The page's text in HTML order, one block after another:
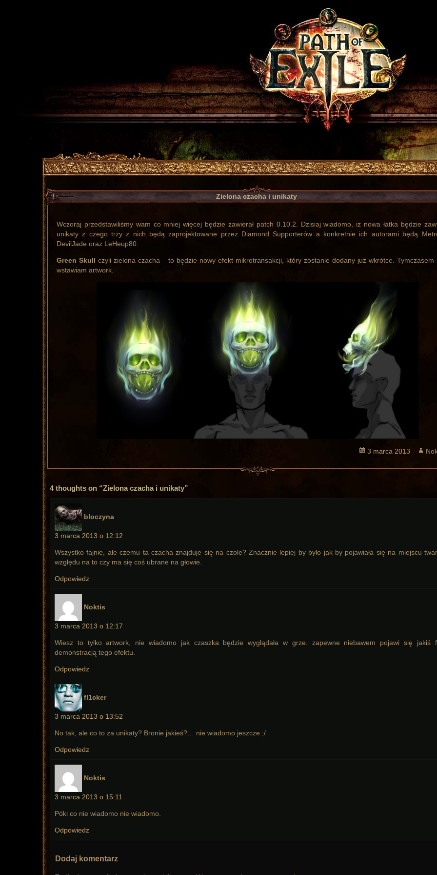
Zielona czacha i unikaty
Wczoraj przedstawiliśmy wam co mniej więcej będzie zawierał patch 0.10.2. Dzisiaj wiadomo, iż nowa łatka będzie
unikaty z czego trzy z nich będą zaprojektowane przez Diamond Supporterów a konkretnie ich autorami będą
DevilJade oraz LeHeup80.
Green Skull czyli zielona czacha – to będzie nowy efekt mikrotransakcji, który zostanie dodany już wkrótce. Tymczasem
wstawiam artwork.
Opublikowano
3 marca 2013
4 thoughts on “Zielona czacha i unikaty”
bloczyna
3 marca 2013 o 12:12
Wszystko fajnie, ale czemu ta czacha znajduje się na czole? Znacznie lepiej by było jak by pojawiała się na miejscu
względu na to czy ma się coś ubrane na głowie.
Odpowiedz
Noktis
3 marca 2013 o 12:17
Wiesz to tylko artwork, nie wiadomo jak czaszka będzie wyglądała w grze. zapewne niebawem pojawi się jakiś
demonstracją tego efektu.
Odpowiedz
fl1cker
3 marca 2013 o 13:52
No tak, ale co to za unikaty? Bronie jakieś?… nie wiadomo jeszcze ;/
Odpowiedz
Noktis
3 marca 2013 o 15:11
Póki co nie wiadomo nie wiadomo.
Odpowiedz
Dodaj komentarz